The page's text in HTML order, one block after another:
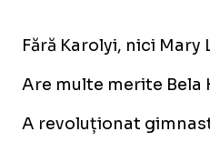
Fără Karolyi, nici
Are multe merite Bela
A revoluționat